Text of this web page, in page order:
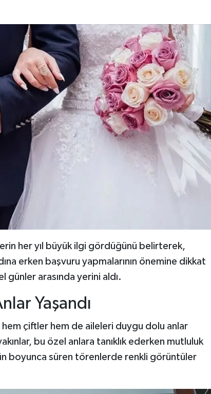
her yıl büyük ilgi gördüğünü belirterek,
erken başvuru yapmalarının önemine dikkat
arasında yerini aldı.
Yaşandı
çiftler hem de aileleri duygu dolu anlar
bu özel anlara tanıklık ederken mutluluk
boyunca süren törenlerde renkli görüntüler